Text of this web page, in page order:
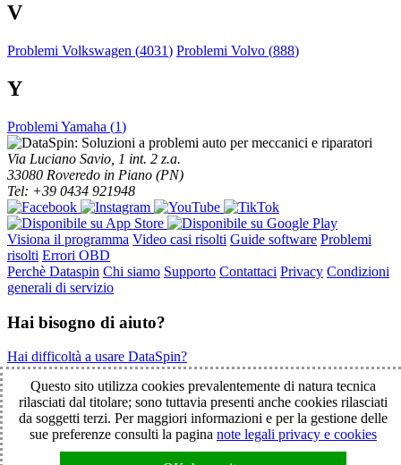
V
Problemi Volkswagen (4031) Problemi Volvo (888)
Y
Problemi Yamaha (1)
Via Luciano Savio, 1 int. 2 z.a.
33080 Roveredo in Piano (PN)
Tel: +39 0434 921948
Visiona il programma Video casi risolti Guide software Problemi
risolti Errori OBD
Perchè Dataspin Chi siamo Supporto Contattaci Privacy Condizioni
generali di servizio
Hai bisogno di aiuto?
Hai difficoltà a usare DataSpin?
Clicca per la teleassistenza!
© 2003-2026 DataSpin è un marchio SpinelCar - Tutti i diritti
riservati - È vietata la riproduzione anche parziale - Partita IVA
Questo sito utilizza cookies prevalentemente di natura tecnica
rilasciati dal titolare; sono tuttavia presenti anche cookies rilasciati
da soggetti terzi. Per maggiori informazioni e per la gestione delle
sue preferenze consulti la pagina note legali privacy e cookies